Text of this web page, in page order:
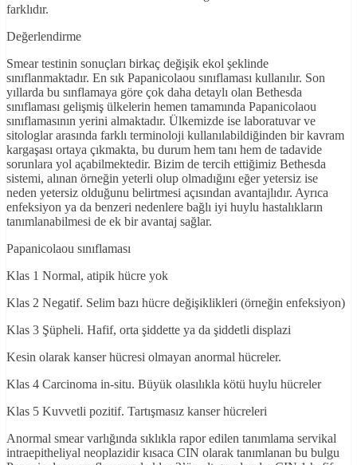
farklıdır.
Değerlendirme
Smear testinin sonuçları birkaç değişik ekol şeklinde
sınıflanmaktadır. En sık Papanicolaou sınıflaması kullanılır. Son
yıllarda bu sınflamaya göre çok daha detaylı olan Bethesda
sınıflaması gelişmiş ülkelerin hemen tamamında Papanicolaou
sınıflamasının yerini almaktadır. Ülkemizde ise laboratuvar ve
sitologlar arasında farklı terminoloji kullanılabildiğinden bir kavram
kargaşası ortaya çıkmakta, bu durum hem tanı hem de tadavide
sorunlara yol açabilmektedir. Bizim de tercih ettiğimiz Bethesda
sistemi, alınan örneğin yeterli olup olmadığını eğer yetersiz ise
neden yetersiz olduğunu belirtmesi açısından avantajlıdır. Ayrıca
enfeksiyon ya da benzeri nedenlere bağlı iyi huylu hastalıkların
tanımlanabilmesi de ek bir avantaj sağlar.
Papanicolaou sınıflaması
Klas 1 Normal, atipik hücre yok
Klas 2 Negatif. Selim bazı hücre değişiklikleri (örneğin enfeksiyon)
Klas 3 Şüpheli. Hafif, orta şiddette ya da şiddetli displazi
Kesin olarak kanser hücresi olmayan anormal hücreler.
Klas 4 Carcinoma in-situ. Büyük olasılıkla kötü huylu hücreler
Klas 5 Kuvvetli pozitif. Tartışmasız kanser hücreleri
Anormal smear varlığında sıklıkla rapor edilen tanımlama servikal
intraepitheliyal neoplazidir kısaca CIN olarak tanımlanan bu bulgu